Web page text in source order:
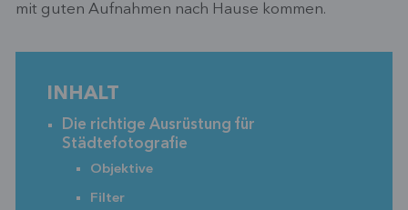
mit guten Aufnahmen nach Hause kommen.
INHALT
Die richtige Ausrüstung für
Städtefotografie
Objektive
Filter